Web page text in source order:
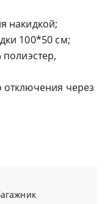
накидкой;
100*50 см;
полиэстер,
отключения через